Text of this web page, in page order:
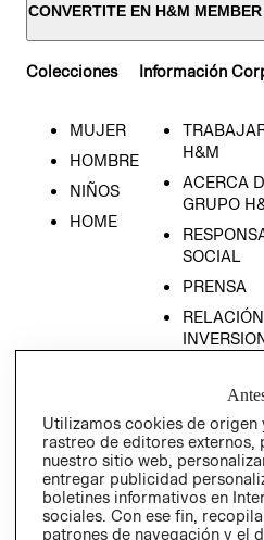
CONVERTITE EN H&M MEMBER
Colecciones
MUJER
HOMBRE
NIÑOS
HOME
Información
H&M
ACERCA
GRUPO
SOCIAL
PRENSA
Utilizamos cookies de
rastreo de editores
nuestro sitio web,
entregar publicidad
boletines informativos en
sociales. Con ese fin,
patrones de navegación y el